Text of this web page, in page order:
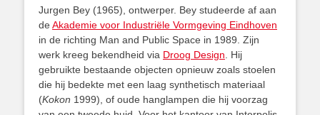
Jurgen Bey (1965), ontwerper. Bey studeerde af aan
de Akademie voor Industriële Vormgeving Eindhoven
in de richting Man and Public Space in 1989. Zijn
werk kreeg bekendheid via Droog Design. Hij
gebruikte bestaande objecten opnieuw zoals stoelen
die hij bedekte met een laag synthetisch materiaal
(Kokon 1999), of oude hanglampen die hij voorzag